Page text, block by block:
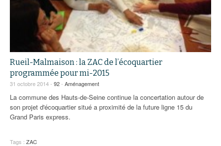
Rueil-Malmaison : la ZAC de l’écoquartier
programmée pour mi-2015
31 octobre 2014 - 92- Aménagement
La commune des Hauts-de-Seine continue la concertation autour de
son projet d'écoquartier situé a proximité de la future ligne 15 du
Grand Paris express.
Tags : ZAC